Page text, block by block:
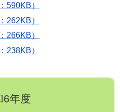
590KB）
262KB）
266KB）
238KB）
6年度